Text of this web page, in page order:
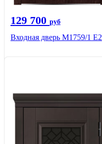
129 700 руб
Входная дверь М1759/1 Е2